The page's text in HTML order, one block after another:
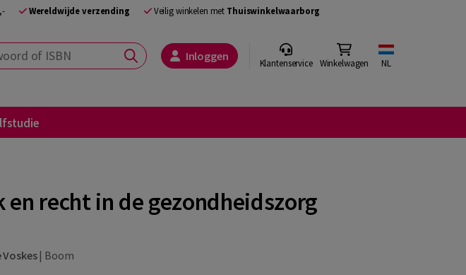
Wereldwijde verzending Veilig winkelen met Thuiswinkelwaarborg
ISBN Inloggen Klantenservice Winkelwagen NL
en recht in de gezondheidszorg
Voskes| Boom